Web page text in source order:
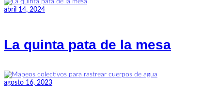
abril 14, 2024
La quinta pata de la mesa
agosto 16, 2023